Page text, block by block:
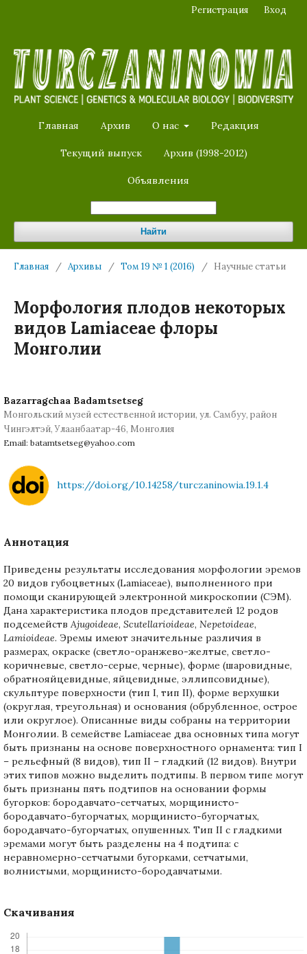
Главная Архив О нас Редакция
Текущий выпуск Архив (1998-2012)
Объявления
Найти
Регистрация Вход
Главная / Архивы / Том 19 № 1 (2016) / Научные статьи
Морфология плодов некоторых
видов Lamiaceae флоры
Монголии
Bazarragchaa Badamtsetseg
Монгольский музей естественной истории, ул. Самбуу, район
Чингэлтэй, Улаанбаатар-46, Монголия
Email: batamtsetseg@yahoo.com
https://doi.org/10.14258/turczaninowia.19.1.4
Аннотация
Приведены результаты исследования морфологии эремов
20 видов губоцветных (Lamiaceae), выполненного при
помощи сканирующей электронной микроскопии (СЭМ).
Дана характеристика плодов представителей 12 родов
подсемейств Ajugoideae, Scutellarioideae, Nepetoideae,
Lamioideae. Эремы имеют значительные различия в
размерах, окраске (светло-оранжево-желтые, светло-
коричневые, светло-серые, черные), форме (шаровидные,
обратнояйцевидные, яйцевидные, эллипcовидные),
скульптуре поверхности (тип I, тип II), форме верхушки
(округлая, треугольная) и основания (обрубленное, острое
или округлое). Описанные виды собраны на территории
Монголии. В семействе Lamiaceae два основных типа могут
быть признаны на основе поверхностного орнамента: тип I
– рельефный (8 видов), тип II – гладкий (12 видов). Внутри
этих типов можно выделить подтипы. В первом типе могут
быть признаны пять подтипов на основании формы
бугорков: бородавчато-сетчатых, морщинисто-
бородавчато-бугорчатых, морщинисто-бугорчатых,
бородавчато-бугорчатых, опушенных. Тип II с гладкими
эремами могут быть разделены на 4 подтипа: с
неравномерно-сетчатыми бугорками, сетчатыми,
волнистыми, морщинисто-бородавчатыми.
Скачивания